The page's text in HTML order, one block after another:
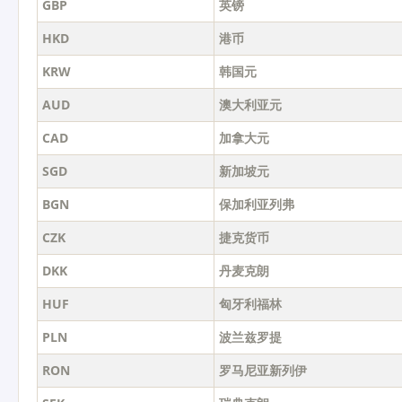
GBP
英镑
HKD
港币
KRW
韩国元
AUD
澳大利亚元
CAD
加拿大元
SGD
新加坡元
BGN
保加利亚列弗
CZK
捷克货币
DKK
丹麦克朗
HUF
匈牙利福林
PLN
波兰兹罗提
RON
罗马尼亚新列伊